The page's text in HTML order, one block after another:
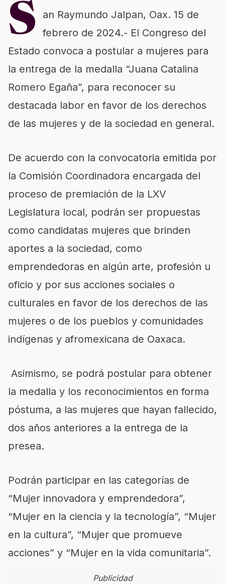
S
an Raymundo Jalpan, Oax. 15 de
febrero de 2024.- El Congreso del
Estado convoca a postular a mujeres para
la entrega de la medalla “Juana Catalina
Romero Egaña”, para reconocer su
destacada labor en favor de los derechos
de las mujeres y de la sociedad en general.
De acuerdo con la convocatoria emitida por
la Comisión Coordinadora encargada del
proceso de premiación de la LXV
Legislatura local, podrán ser propuestas
como candidatas mujeres que brinden
aportes a la sociedad, como
emprendedoras en algún arte, profesión u
oficio y por sus acciones sociales o
culturales en favor de los derechos de las
mujeres o de los pueblos y comunidades
indígenas y afromexicana de Oaxaca.
Asimismo, se podrá postular para obtener
la medalla y los reconocimientos en forma
póstuma, a las mujeres que hayan fallecido,
dos años anteriores a la entrega de la
presea.
Podrán participar en las categorías de
“Mujer innovadora y emprendedora”,
“Mujer en la ciencia y la tecnología”, “Mujer
en la cultura”, “Mujer que promueve
acciones” y “Mujer en la vida comunitaria”.
Publicidad